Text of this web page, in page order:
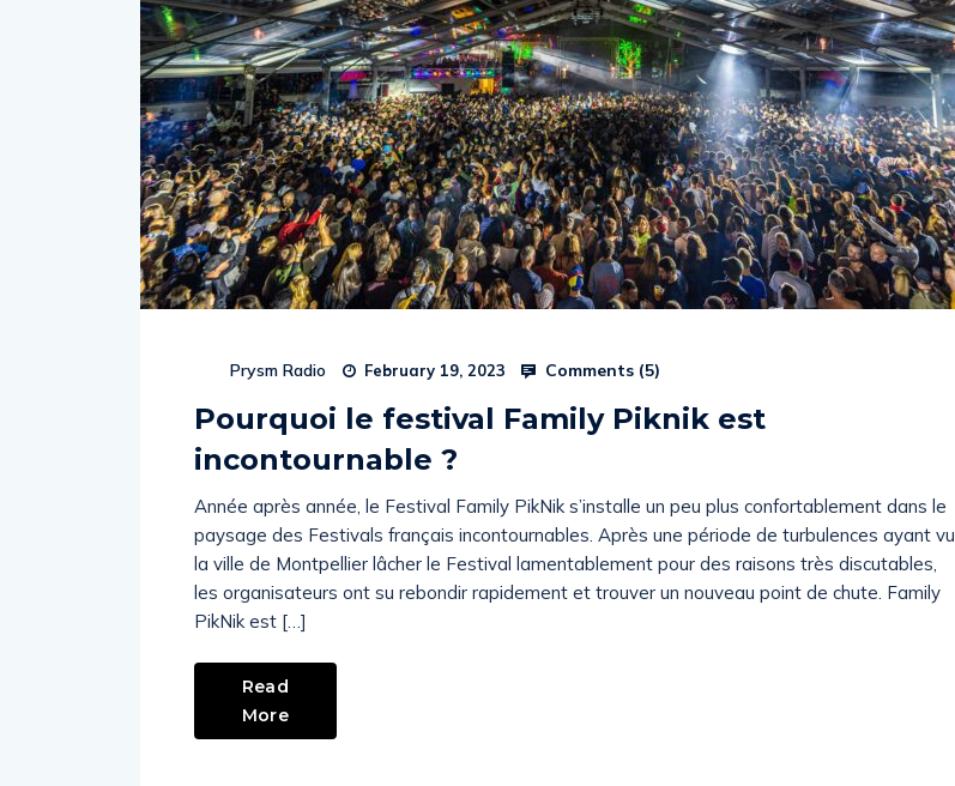
Prysm Radio February 19, 2023 Comments (5)
Pourquoi le festival Family Piknik est
incontournable ?
Année après année, le Festival Family PikNik s’installe un peu plus confortablement dans le
paysage des Festivals français incontournables. Après une période de turbulences ayant vu
la ville de Montpellier lâcher le Festival lamentablement pour des raisons très discutables,
les organisateurs ont su rebondir rapidement et trouver un nouveau point de chute. Family
PikNik est […]
Read
More